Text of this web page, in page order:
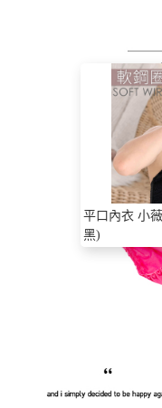
平口內衣 小
黑)